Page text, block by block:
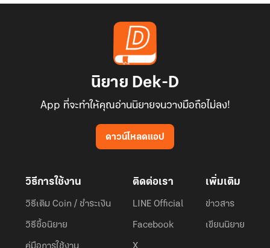
นิยาย Dek-D
App ที่จะทำให้คุณอ่านนิยายจนวางมือถือไม่ลง!
ดาวน์โหลดแอป
วิธีการใช้งาน
วิธีเติม Coin / ชำระเงิน
วิธีซื้อนิยาย
ติดต่อเรา
LINE Official
Facebook
เพิ่มเติม
ข่าวสาร
เขียนนิยาย